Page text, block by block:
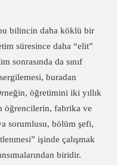
bilincin daha köklü bir
süresince daha “elit”
sonrasında da sınıf
buradan
öğretimini iki yıllık
öğrencilerin, fabrika ve
sorumlusu, bölüm şefi,
işinde çalışmak
biridir.